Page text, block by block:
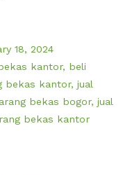
18, 2024
kantor, beli
bekas kantor, jual
bekas bogor, jual
bekas kantor